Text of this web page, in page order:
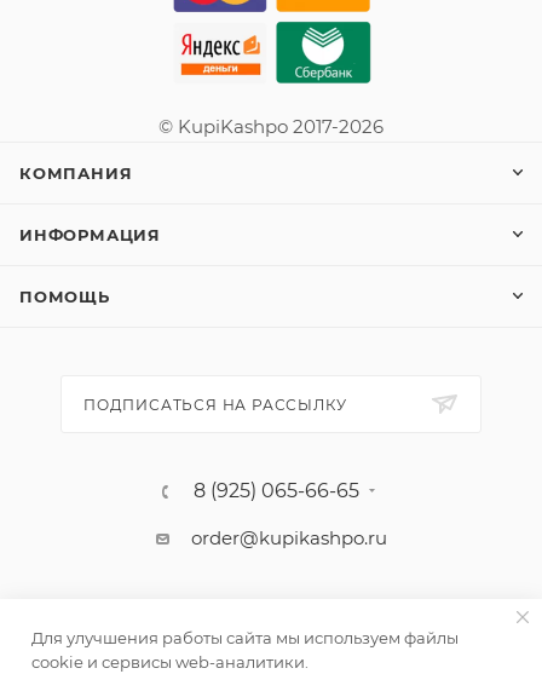
© KupiKashpo 2017-2026
КОМПАНИЯ
ИНФОРМАЦИЯ
ПОМОЩЬ
ПОДПИСАТЬСЯ НА РАССЫЛКУ
8 (925) 065-66-65
order@kupikashpo.ru
Для улучшения работы сайта мы используем файлы
cookie и сервисы web-аналитики.